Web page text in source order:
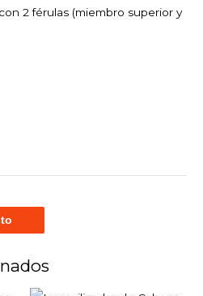
2 férulas (miembro superior y